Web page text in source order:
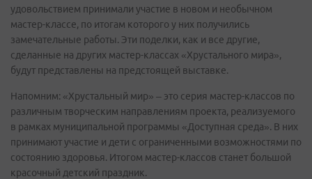
удовольствием принимали участие в новом и необычном
мастер-классе, по итогам которого у них получились
замечательные работы. Эти поделки, как и все другие,
сделанные на других мастер-классах «Хрустального мира»,
будут представлены на предстоящей выставке.
Напомним: «Хрустальный мир» – это серия мастер-классов по
различным творческим направлениям проекта, реализуемого
в рамках муниципальной программы «Доступная среда». В них
принимают участие и дети с ограниченными возможностями по
состоянию здоровья. Итогом мастер-классов станет большой
красочный детский праздник.